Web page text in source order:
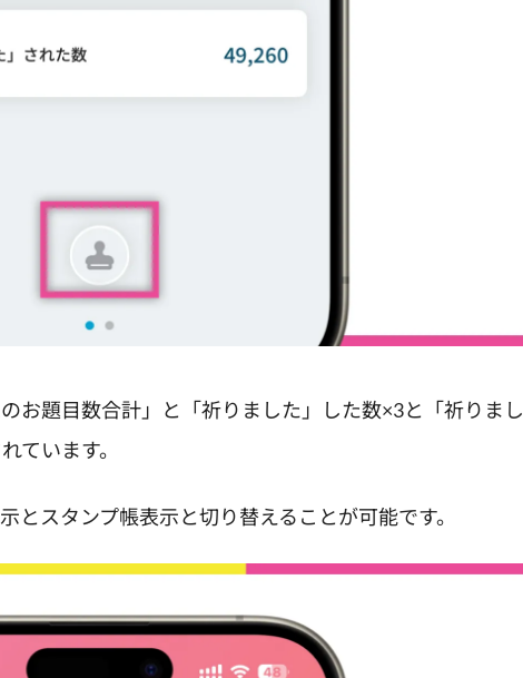
お題目数合計」と「祈りました」した数×3と「祈りまし
ています。
とスタンプ帳表示と切り替えることが可能です。